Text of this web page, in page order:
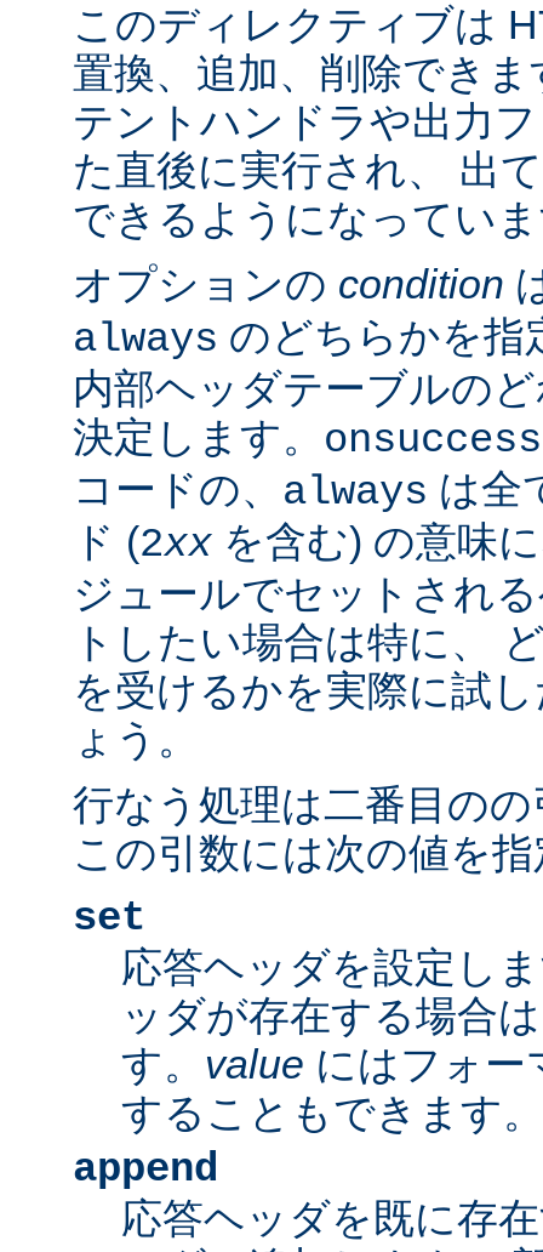
このディレクティブは
置換、追加、削除でき
テントハンドラや出力
た直後に実行され、 出
できるようになってい
オプションの condition
always のどちらかを指
内部ヘッダテーブルの
決定します。 onsuccess
コードの、 always は全
ド (2xx を含む) の意味
ジュールでセットされ
トしたい場合は特に、
を受けるかを実際に試
ょう。
行なう処理は二番目の
この引数には次の値を
set
応答ヘッダを設定し
ッダが存在する場合
す。 value にはフォー
することもできます。
append
応答ヘッダを既に存